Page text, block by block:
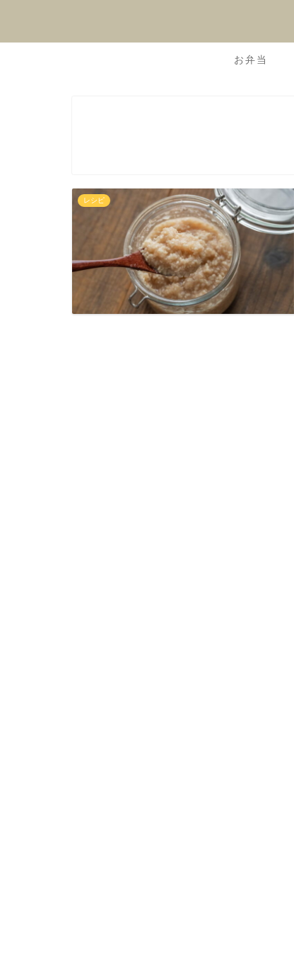
お弁当
レシピ